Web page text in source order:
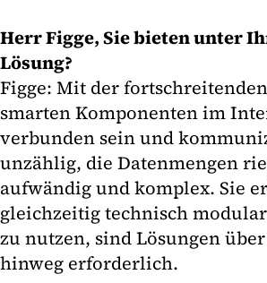
Herr Figge, Sie bieten unter
Lösung?
Figge: Mit der
smarten Komponenten im
verbunden sein und
unzählig, die Datenmengen
aufwändig und komplex. Sie
gleichzeitig technisch
zu nutzen, sind Lösungen
hinweg erforderlich.